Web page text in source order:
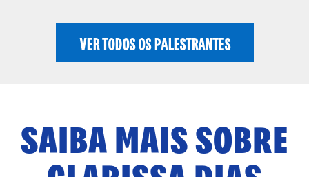
VER TODOS OS PALESTRANTES
SAIBA MAIS SOBRE